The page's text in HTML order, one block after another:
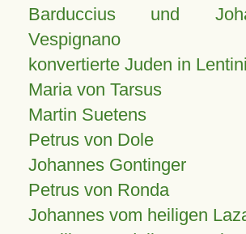
Barduccius und
Vespignano
konvertierte Juden in Lentini
Maria von Tarsus
Martin Suetens
Petrus von Dole
Johannes Gontinger
Petrus von Ronda
Johannes vom heiligen